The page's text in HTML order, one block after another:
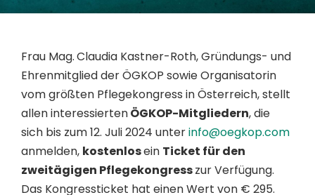
Frau Mag.Claudia Kastner-Roth, Gründungs- und
Ehrenmitglied der ÖGKOP sowie Organisatorin
vom größten Pflegekongress in Österreich,stellt
alleninteressiertenÖGKOP-Mitgliedern, die
sich bis zum 12. Juli 2024 unterinfo@oegkop.com
anmelden, kostenlosein Ticket für den
zweitägigen Pflegekongresszur Verfügung.
Das Kongressticket hat einen Wert von € 295.